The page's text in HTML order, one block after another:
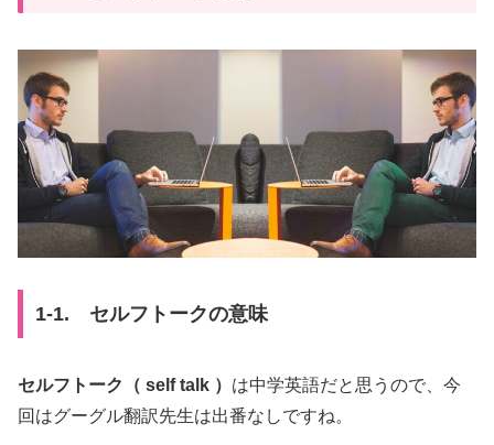
1-1. セルフトークの意味
セルフトーク（ self talk ） は中学英語だと思うので、今
回はグーグル翻訳先生は出番なしですね。